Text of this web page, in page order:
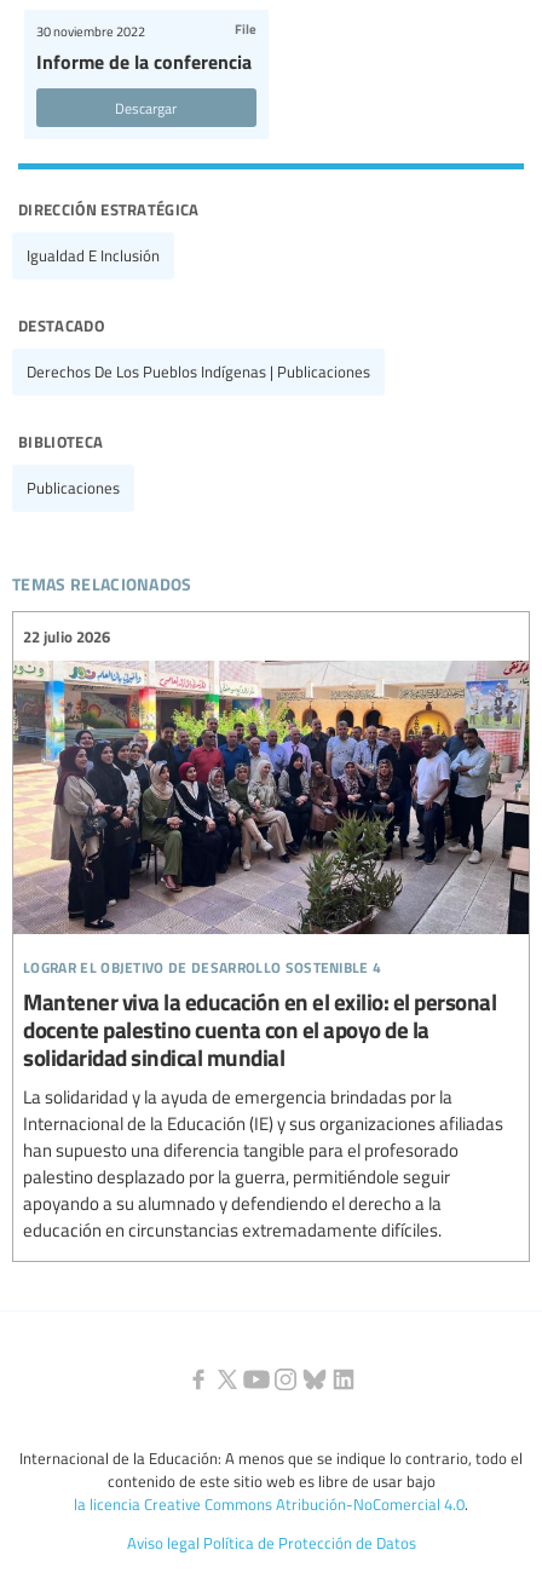
Informe de la conferencia
30 noviembre 2022 File
Descargar
dirección estratégica
Igualdad E Inclusión
destacado
Derechos De Los Pueblos Indígenas | Publicaciones
biblioteca
Publicaciones
temas relacionados
lograr el objetivo de desarrollo sostenible 4
22 julio 2026
Mantener viva la educación en el exilio: el personal
docente palestino cuenta con el apoyo de la
solidaridad sindical mundial
La solidaridad y la ayuda de emergencia brindadas por la
Internacional de la Educación (IE) y sus organizaciones afiliadas
han supuesto una diferencia tangible para el profesorado
palestino desplazado por la guerra, permitiéndole seguir
apoyando a su alumnado y defendiendo el derecho a la
educación en circunstancias extremadamente difíciles.
Internacional de la Educación: A menos que se indique lo contrario, todo el
contenido de este sitio web es libre de usar bajo
la licencia Creative Commons Atribución-NoComercial 4.0.
Aviso legal Política de Protección de Datos